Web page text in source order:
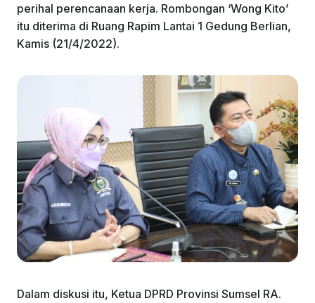
perihal perencanaan kerja. Rombongan ‘Wong Kito’
itu diterima di Ruang Rapim Lantai 1 Gedung Berlian,
Kamis (21/4/2022).
Dalam diskusi itu, Ketua DPRD Provinsi Sumsel RA.